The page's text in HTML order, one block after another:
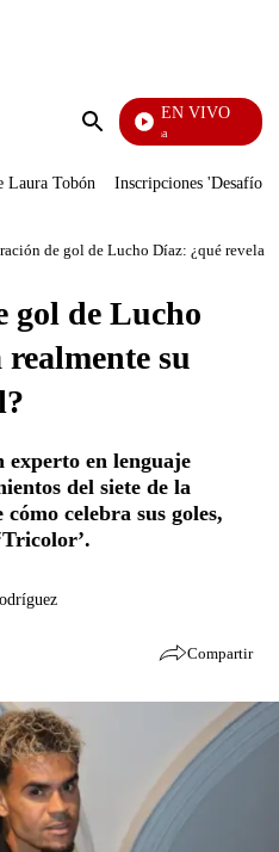
Enviar
EN VIVO
Diario De Diana
Laura Tobón Inscripciones 'Desafío'
de gol de Lucho Díaz: ¿qué revela
gol de Lucho
su
experto en lenguaje
del siete de la
celebra sus goles,
Compartir